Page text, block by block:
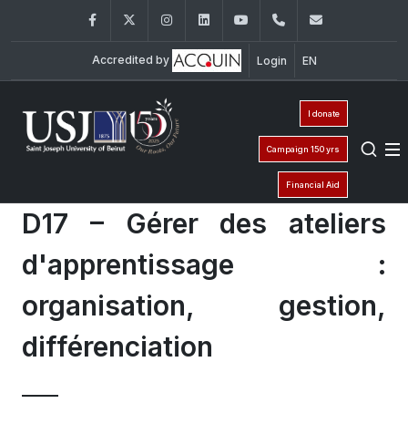
FacebookTwitter InstagramLinkedInYouTube+961 (8) 543
Accredited by Login EN
I donate
Campaign 150 yrs
Financial Aid
D17 – Gérer des ateliers
d'apprentissage :
organisation, gestion,
différenciation